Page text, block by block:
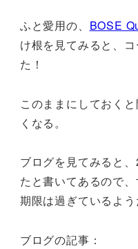
ふと愛用の、 BOSE
け根を見てみると、
た！
このままにしておく
くなる。
ブログを見てみると
たと書いてあるので
期限は過ぎているよう
ブログの記事：